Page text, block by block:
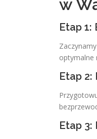
w
Etap 1:
optymalne
Etap
Etap